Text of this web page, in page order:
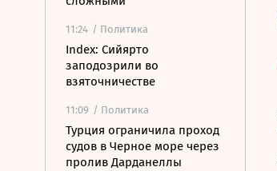
11:24 / Политика
Index: Сийярто
заподозрили во
взяточничестве
11:09 / Политика
Турция ограничила проход
судов в Черное море через
пролив Дарданеллы